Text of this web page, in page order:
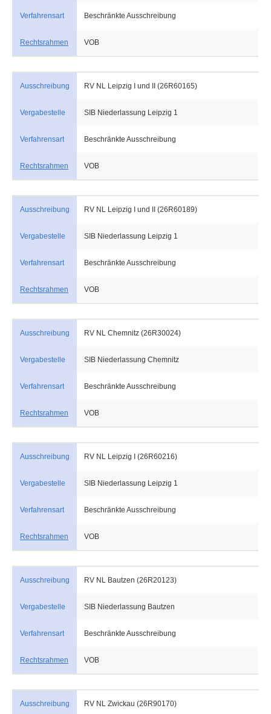
Verfahrensart Beschränkte Ausschreibung
Rechtsrahmen VOB
Ausschreibung RV NL Leipzig I und II (26R60165)
Vergabestelle SIB Niederlassung Leipzig 1
Verfahrensart Beschränkte Ausschreibung
Rechtsrahmen VOB
Ausschreibung RV NL Leipzig I und II (26R60189)
Vergabestelle SIB Niederlassung Leipzig 1
Verfahrensart Beschränkte Ausschreibung
Rechtsrahmen VOB
Ausschreibung RV NL Chemnitz (26R30024)
Vergabestelle SIB Niederlassung Chemnitz
Verfahrensart Beschränkte Ausschreibung
Rechtsrahmen VOB
Ausschreibung RV NL Leipzig I (26R60216)
Vergabestelle SIB Niederlassung Leipzig 1
Verfahrensart Beschränkte Ausschreibung
Rechtsrahmen VOB
Ausschreibung RV NL Bautzen (26R20123)
Vergabestelle SIB Niederlassung Bautzen
Verfahrensart Beschränkte Ausschreibung
Rechtsrahmen VOB
Ausschreibung RV NL Zwickau (26R90170)